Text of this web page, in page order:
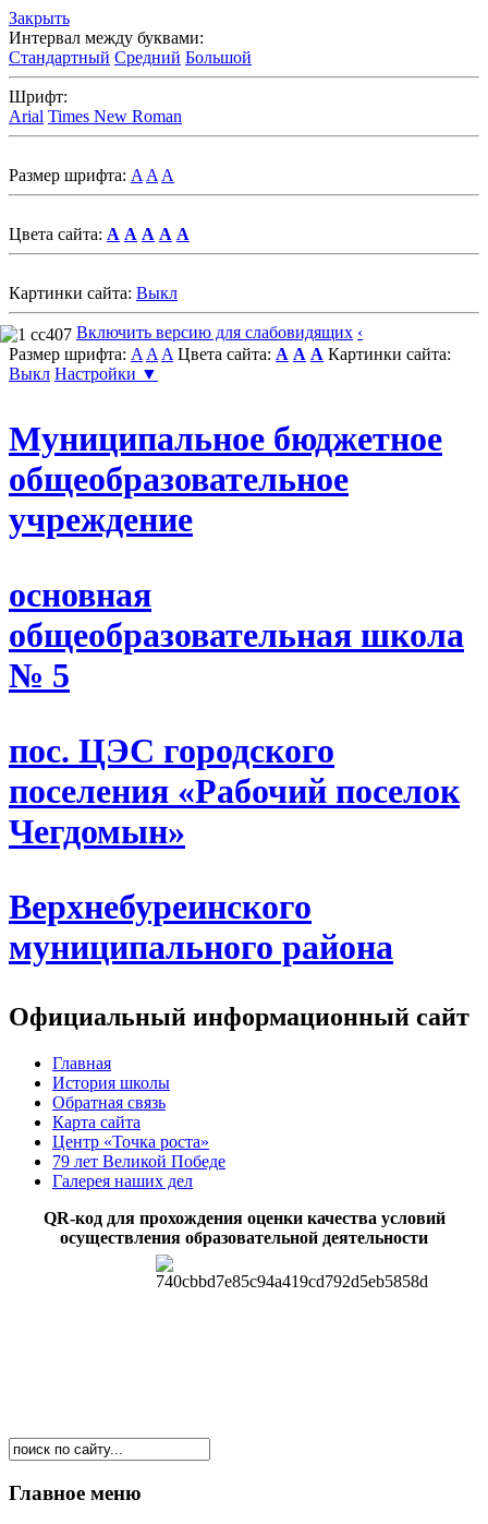
Закрыть
Интервал между буквами:
Стандартный Средний Большой
Шрифт:
Arial Times New Roman
Размер шрифта: A A A
Цвета сайта: A A A A A
Картинки сайта: Выкл
Включить версию для слабовидящих ‹
Размер шрифта: A A A Цвета сайта: A A A Картинки сайта:
Выкл Настройки ▼
Муниципальное бюджетное
общеобразовательное
учреждение
основная
общеобразовательная школа
№ 5
пос. ЦЭС городского
поселения «Рабочий поселок
Чегдомын»
Верхнебуреинского
муниципального района
Официальный информационный сайт
Главная
История школы
Обратная связь
Карта сайта
Центр «Точка роста»
79 лет Великой Победе
Галерея наших дел
QR-код для прохождения оценки качества условий
осуществления образовательной деятельности
Главное меню